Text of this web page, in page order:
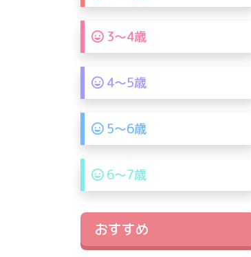
3〜4歳
4〜5歳
5〜6歳
6〜7歳
おすすめ